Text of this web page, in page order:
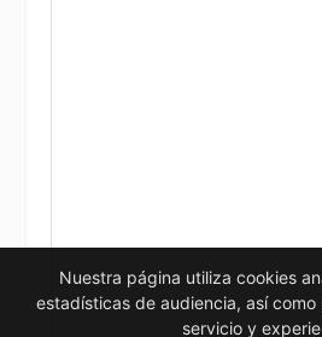
Nuestra página utiliza cookies
estadísticas de audiencia, así
servicio y